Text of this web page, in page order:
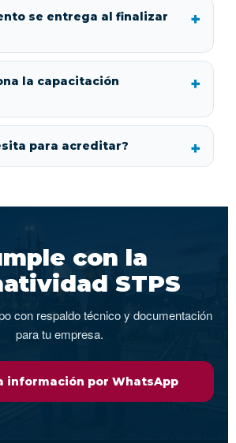
se entrega al finalizar
la capacitación
para acreditar?
con la
STPS
con respaldo técnico y documentación
para tu empresa.
información por WhatsApp